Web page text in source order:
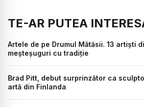
TE-AR PUTEA
Artele de pe Drumul Mătăsii. 13 artiști
meșteșuguri cu tradiție
Brad Pitt, debut surprinzător ca
artă din Finlanda